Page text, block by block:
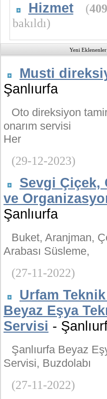
Hizmet (
bakıldı)
Yeni Eklenenler
Musti
Şanlıurfa
Oto direksiyon
onarım servisi
Her
(29-12-2023)
Sevgi Çiçek,
ve
Şanlıurfa
Buket, Aranjman,
Arabası Süsleme,
(27-11-2022)
Urfam
Beyaz Eşya
Servisi -
Şanlıurfa Beyaz
Servisi, Buzdolabı
(27-11-2022)